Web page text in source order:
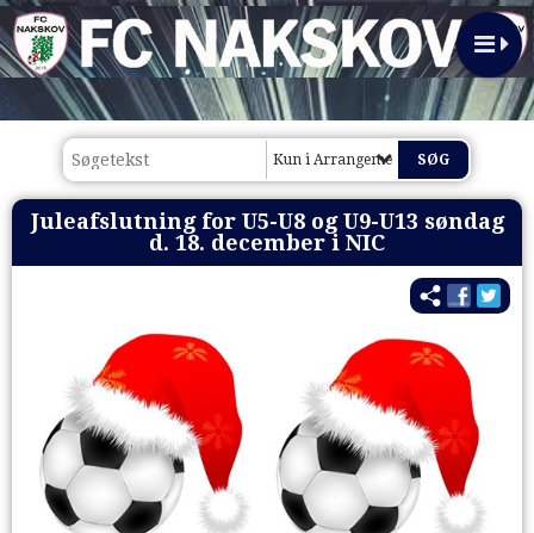
Kun i Arrangementer 2016
Juleafslutning for U5-U8 og U9-U13 søndag
d. 18. december i NIC